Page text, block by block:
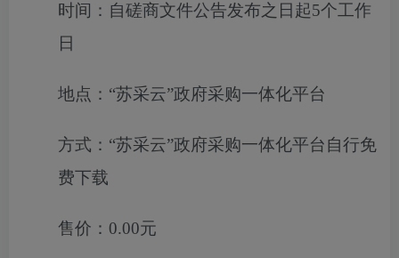
时间： 自磋商文件公告发布之日起5个工作
日
地点： “苏采云”政府采购一体化平台
方式： “苏采云”政府采购一体化平台自行免
费下载
售价： 0.00元